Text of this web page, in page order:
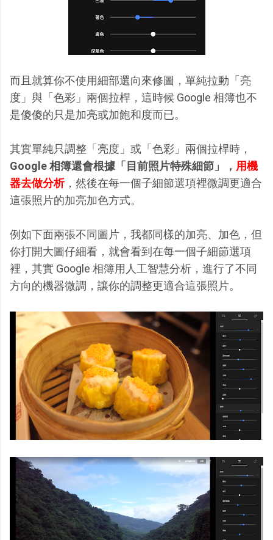
而且就算你不使用細部選向來修圖，單純拉動「亮
度」與「色彩」兩個拉桿，這時候 Google 相簿也不
是傻傻的只是加亮或加飽和度而已。
其實單純只調整「亮度」或「色彩」兩個拉桿時，
Google 相簿還會根據「目前照片特殊細節」， 用機
器去做分析，然後在每一個子細節選項裡微調更適合
這張照片的加亮加色方式。
例如下面兩張不同圖片，我都同樣的加亮、加色，但
你打開大圖仔細看，就會看到在每一個子細節選項
裡，其實 Google 相簿用人工智慧分析，進行了不同
方向的機器微調，讓你的調整更適合這張照片。